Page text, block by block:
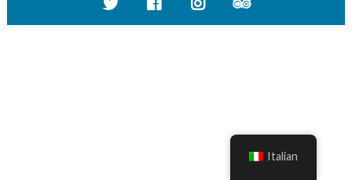
Italian